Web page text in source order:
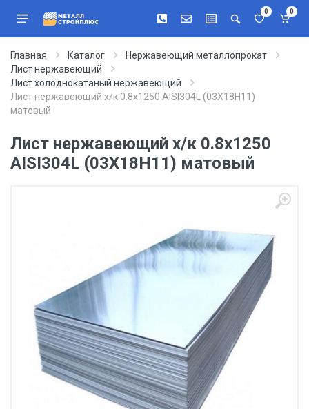
0 0
Главная Каталог
Нержавеющий металлопрокат
Лист нержавеющий
Лист холоднокатаный нержавеющий
Лист нержавеющий х/к 0.8х1250 AISI304L (03Х18Н11)
матовый
Лист нержавеющий х/к 0.8х1250
AISI304L (03Х18Н11) матовый